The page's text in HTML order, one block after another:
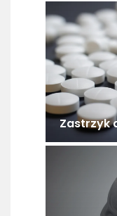
Zastrzyk